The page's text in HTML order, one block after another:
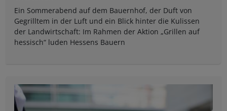
Ein Sommerabend auf dem Bauernhof, der Duft von
Gegrilltem in der Luft und ein Blick hinter die Kulissen
der Landwirtschaft: Im Rahmen der Aktion „Grillen auf
hessisch“ luden Hessens Bauern